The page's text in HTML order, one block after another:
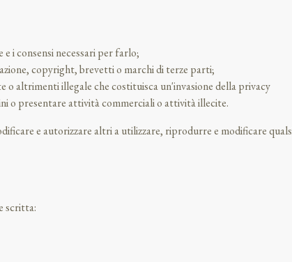
i consensi necessari per farlo;
copyright, brevetti o marchi di terze parti;
altrimenti illegale che costituisca un'invasione della privacy
o presentare attività commerciali o attività illecite.
e autorizzare altri a utilizzare, riprodurre e modificare
scritta: